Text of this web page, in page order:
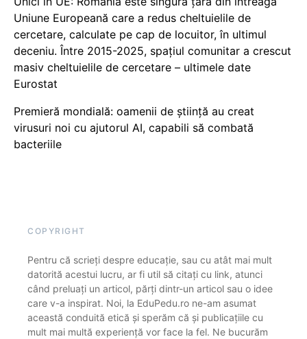
Uniune Europeană care a redus cheltuielile de
cercetare, calculate pe cap de locuitor, în ultimul
deceniu. Între 2015-2025, spațiul comunitar a crescut
masiv cheltuielile de cercetare – ultimele date
Eurostat
Premieră mondială: oamenii de știință au creat
virusuri noi cu ajutorul AI, capabili să combată
bacteriile
COPYRIGHT
Pentru că scrieți despre educație, sau cu atât mai mult
datorită acestui lucru, ar fi util să citați cu link, atunci
când preluați un articol, părți dintr-un articol sau o idee
care v-a inspirat. Noi, la EduPedu.ro ne-am asumat
această conduită etică și sperăm că și publicațiile cu
mult mai multă experiență vor face la fel. Ne bucurăm